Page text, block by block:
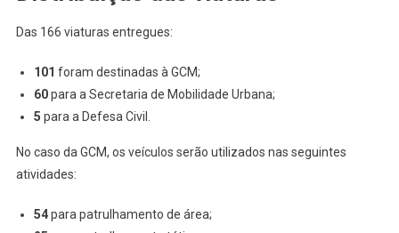
Das 166 viaturas entregues:
101 foram destinadas à GCM;
60para a Secretaria de Mobilidade Urbana;
5 para a Defesa Civil.
No caso da GCM, os veículos serão utilizados nas seguintes
atividades:
54para patrulhamento de área;